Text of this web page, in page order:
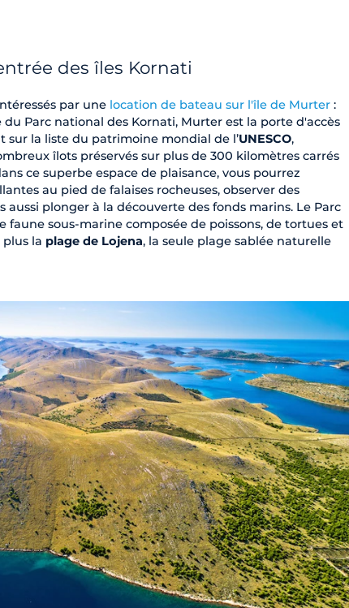
des îles Kornati
par une location de bateau sur l'île de Murter :
Parc national des Kornati, Murter est la porte d'accès
sur la liste du patrimoine mondial de l’UNESCO,
îlots préservés sur plus de 300 kilomètres carrés
ce superbe espace de plaisance, vous pourrez
au pied de falaises rocheuses, observer des
aussi plonger à la découverte des fonds marins. Le Parc
sous-marine composée de poissons, de tortues et
la plage de Lojena, la seule plage sablée naturelle